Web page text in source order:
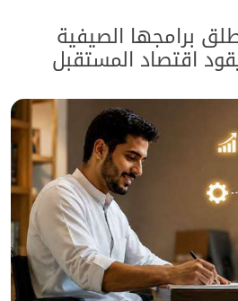
برامجها الصيفية
اقتصاد المستقبل
2026"